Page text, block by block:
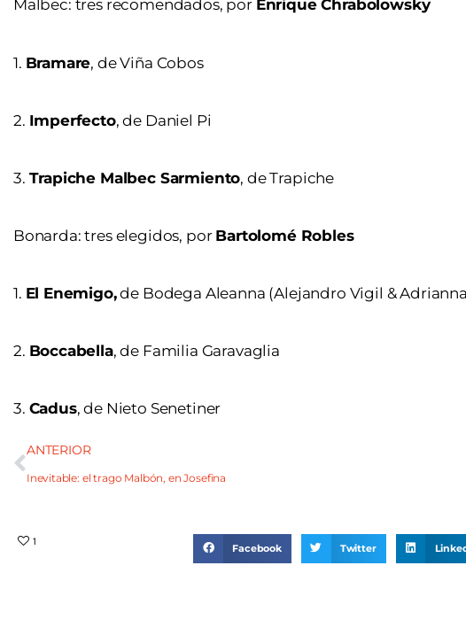
Malbec: tres recomendados, por Enrique Chrabolowsky
1. Bramare, de Viña Cobos
2. Imperfecto, de Daniel Pi
3. Trapiche Malbec Sarmiento, de Trapiche
Bonarda: tres elegidos, por Bartolomé Robles
1. El Enemigo,de Bodega Aleanna (Alejandro Vigil &
2. Boccabella, de Familia Garavaglia
3. Cadus, de Nieto Senetiner
ANTERIOR
Inevitable: el trago Malbón, en Josefina
1
Facebook Twitter